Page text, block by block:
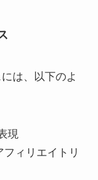
は、以下のよ
現
ィリエイトリ